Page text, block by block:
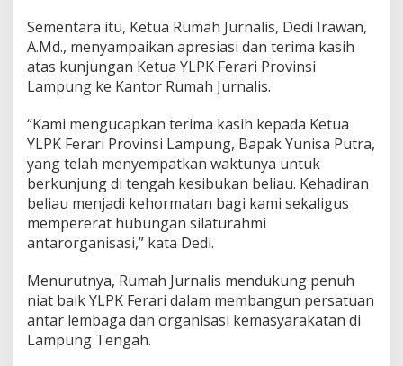
v
i
a
L
a
m
p
u
n
g
T
n
g
a
h
Sementara itu, Ketua Rumah Jurnalis, Dedi Irawan,
A.Md., menyampaikan apresiasi dan terima kasih
atas kunjungan Ketua YLPK Ferari Provinsi
Lampung ke Kantor Rumah Jurnalis.
“Kami mengucapkan terima kasih kepada Ketua
YLPK Ferari Provinsi Lampung, Bapak Yunisa Putra,
yang telah menyempatkan waktunya untuk
berkunjung di tengah kesibukan beliau. Kehadiran
beliau menjadi kehormatan bagi kami sekaligus
mempererat hubungan silaturahmi
antarorganisasi,” kata Dedi.
Menurutnya, Rumah Jurnalis mendukung penuh
niat baik YLPK Ferari dalam membangun persatuan
antar lembaga dan organisasi kemasyarakatan di
Lampung Tengah.